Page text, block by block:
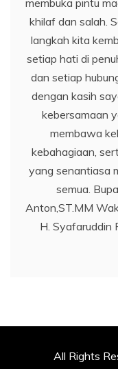
membuka pintu
khilaf dan salah.
langkah kita
setiap hati di
dan setiap
dengan kasih
kebersamaan
membawa
kebahagiaan,
yang senantiasa
semua.
Anton,ST.MM
H. Syafaruddin
All Rights